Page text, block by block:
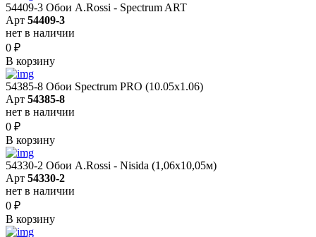
54409-3 Обои A.Rossi - Spectrum ART
Арт 54409-3
нет в наличии
0 ₽
В корзину
54385-8 Обои Spectrum PRO (10.05х1.06)
Арт 54385-8
нет в наличии
0 ₽
В корзину
54330-2 Обои A.Rossi - Nisida (1,06x10,05м)
Арт 54330-2
нет в наличии
0 ₽
В корзину